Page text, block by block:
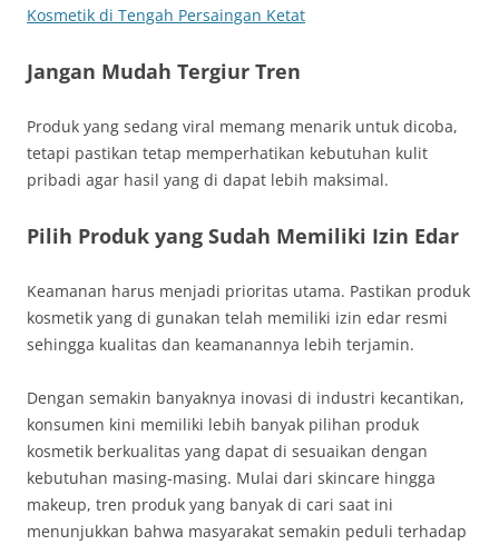
Kosmetik di Tengah Persaingan Ketat
Jangan Mudah Tergiur Tren
Produk yang sedang viral memang menarik untuk dicoba,
tetapi pastikan tetap memperhatikan kebutuhan kulit
pribadi agar hasil yang di dapat lebih maksimal.
Pilih Produk yang Sudah Memiliki Izin Edar
Keamanan harus menjadi prioritas utama. Pastikan produk
kosmetik yang di gunakan telah memiliki izin edar resmi
sehingga kualitas dan keamanannya lebih terjamin.
Dengan semakin banyaknya inovasi di industri kecantikan,
konsumen kini memiliki lebih banyak pilihan produk
kosmetik berkualitas yang dapat di sesuaikan dengan
kebutuhan masing-masing. Mulai dari skincare hingga
makeup, tren produk yang banyak di cari saat ini
menunjukkan bahwa masyarakat semakin peduli terhadap